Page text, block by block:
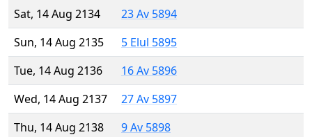
Sat, 14 Aug 2134
23 Av 5894
Sun, 14 Aug 2135
5 Elul 5895
Tue, 14 Aug 2136
16 Av 5896
Wed, 14 Aug 2137
27 Av 5897
Thu, 14 Aug 2138
9 Av 5898